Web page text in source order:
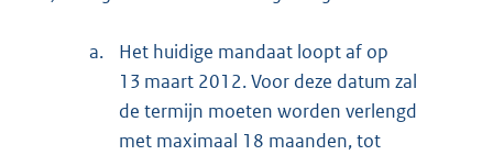
a.
Het huidige mandaat loopt af op
13 maart 2012. Voor deze datum zal
de termijn moeten worden verlengd
met maximaal 18 maanden, tot